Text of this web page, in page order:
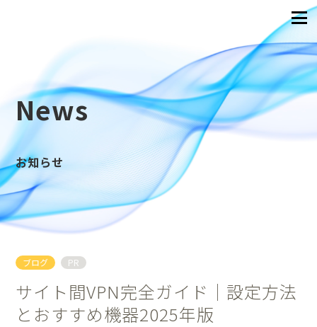
News
お知らせ
ブログ PR
サイト間VPN完全ガイド｜設定方法
とおすすめ機器2025年版